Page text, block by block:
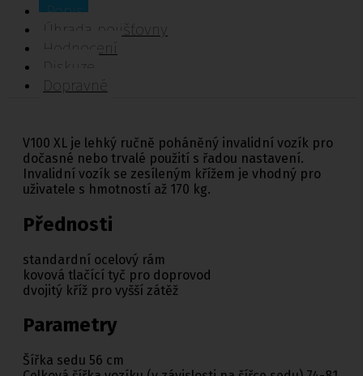
Popis
Úhrada pojišťovny
Hodnocení
Diskuze
Dopravné
V100 XL je lehký ručně poháněný invalidní vozík pro
dočasné nebo trvalé použití s řadou nastavení.
Invalidní vozík se zesíleným křížem je vhodný pro
uživatele s hmotností až 170 kg.
Přednosti
standardní ocelový rám
kovová tlačící tyč pro doprovod
dvojitý kříž pro vyšší zátěž
Parametry
Šířka sedu 56 cm